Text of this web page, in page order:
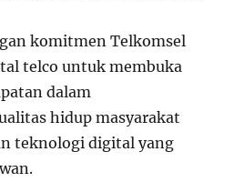
komitmen Telkomsel
telco untuk membuka
dalam
hidup masyarakat
teknologi digital yang